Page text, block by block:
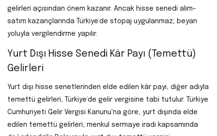
gelirleri açısından önem kazanır. Ancak hisse senedi alım-
satım kazançlarında Türkiye’de stopaj uygulanmaz; beyan
yoluyla vergilendirme yapılır.
Yurt Dışı Hisse Senedi Kâr Payı (Temettü)
Gelirleri
Yurt dışı hisse senetlerinden elde edilen kâr payı, diğer adıyla
temettü gelirleri, Türkiye’de gelir vergisine tabi tutulur. Türkiye
Cumhuriyeti Gelir Vergisi Kanunu'na göre, yurt dışında elde
edilen temettü gelirleri, menkul sermaye iradı kapsamında